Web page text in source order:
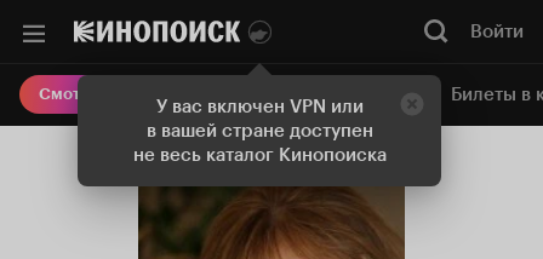
У вас включен VPN или
в вашей стране доступен
не весь каталог Кинопоиска
Войти
Смотреть кино Онлайн-кинотеатр Билеты в